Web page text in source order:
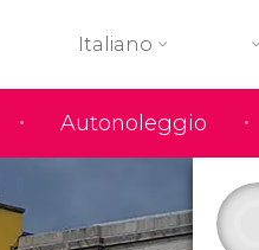
Autonoleggio
Italiano